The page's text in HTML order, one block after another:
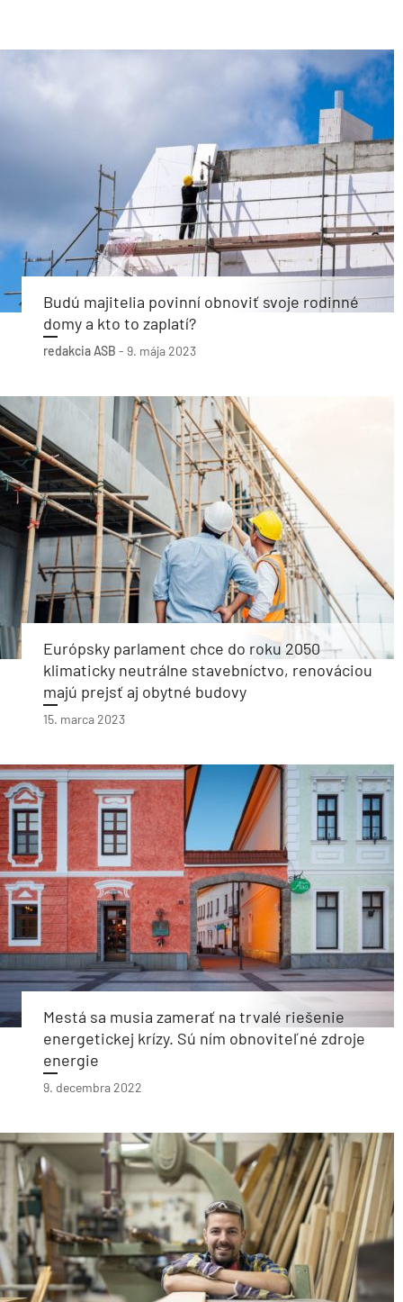
Budú majitelia povinní obnoviť svoje rodinné
domy a kto to zaplatí?
redakcia ASB - 9. mája 2023
Európsky parlament chce do roku 2050
klimaticky neutrálne stavebníctvo, renováciou
majú prejsť aj obytné budovy
15. marca 2023
Mestá sa musia zamerať na trvalé riešenie
energetickej krízy. Sú ním obnoviteľné zdroje
energie
9. decembra 2022